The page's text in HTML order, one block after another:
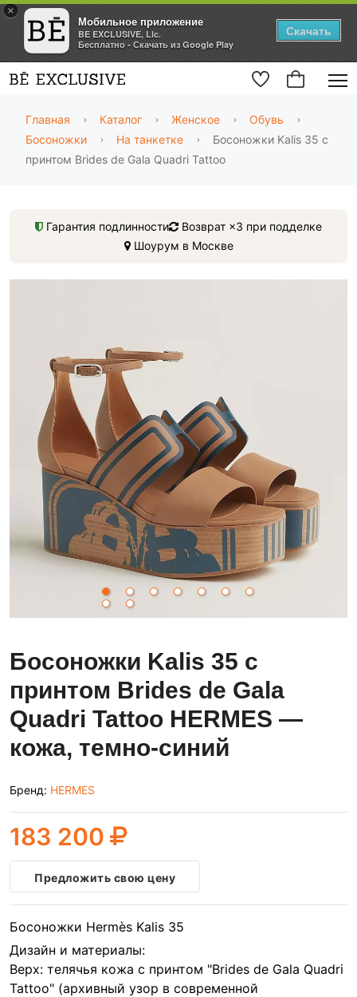
×
Мобильное приложение
BE EXCLUSIVE, Llc.
Бесплатно - Скачать из Google Play
Скачать
Главная Каталог Женское
Обувь
Босоножки
На танкетке
Босоножки Kalis 35 с
принтом Brides de Gala Quadri Tattoo
Гарантия подлинности
Возврат ×3 при подделке
Шоурум в Москве
Босоножки Kalis 35 с
принтом Brides de Gala
Quadri Tattoo HERMES —
кожа, темно-синий
Бренд: HERMES
183 200
Предложить свою цену
Босоножки Hermès Kalis 35
Дизайн и материалы:
Верх: телячья кожа с принтом "Brides de Gala Quadri
Tattoo" (архивный узор в современной